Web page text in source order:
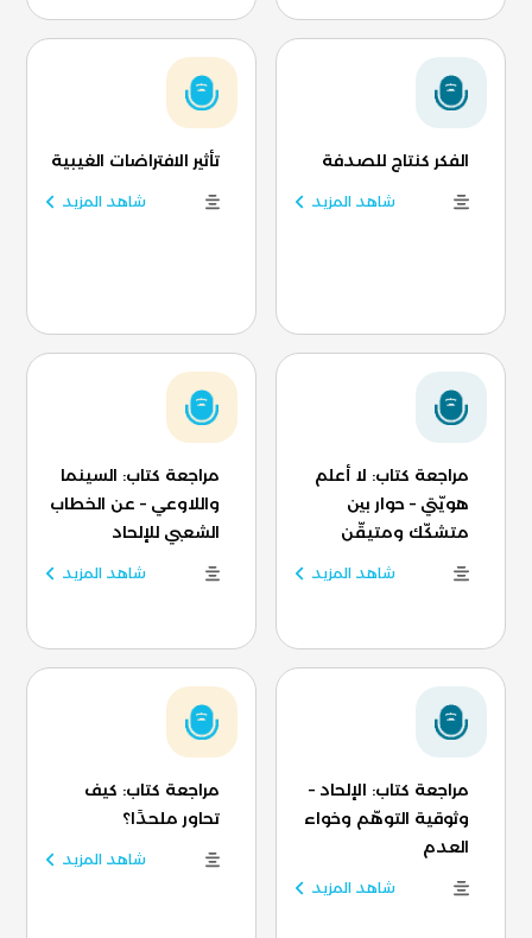
الفكر كنتاج للصدفة
شاهد المزيد
تأثير الافتراضات الغيبية
شاهد المزيد
مراجعة كتاب: لا أعلم
هويّتي – حوار بين
متشكّك ومتيقّن
شاهد المزيد
مراجعة كتاب: السينما
واللاوعي – عن الخطاب
الشعبي للإلحاد
شاهد المزيد
مراجعة كتاب: الإلحاد –
وثوقية التوهّم وخواء
العدم
شاهد المزيد
مراجعة كتاب: كيف
تحاور ملحدًا؟
شاهد المزيد